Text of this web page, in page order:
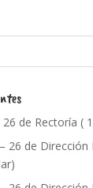
de Rectoría (
26 de